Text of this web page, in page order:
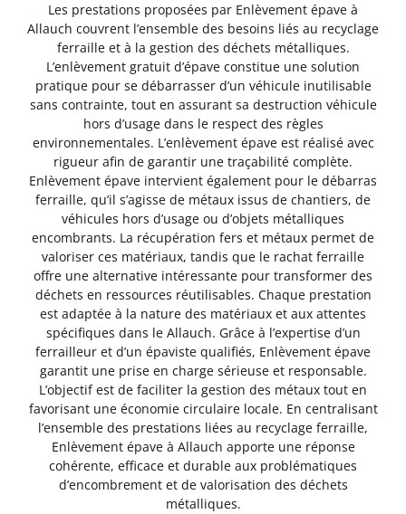
Les prestations proposées par Enlèvement épave à
Allauch couvrent l’ensemble des besoins liés au recyclage
ferraille et à la gestion des déchets métalliques.
L’enlèvement gratuit d’épave constitue une solution
pratique pour se débarrasser d’un véhicule inutilisable
sans contrainte, tout en assurant sa destruction véhicule
hors d’usage dans le respect des règles
environnementales. L’enlèvement épave est réalisé avec
rigueur afin de garantir une traçabilité complète.
Enlèvement épave intervient également pour le débarras
ferraille, qu’il s’agisse de métaux issus de chantiers, de
véhicules hors d’usage ou d’objets métalliques
encombrants. La récupération fers et métaux permet de
valoriser ces matériaux, tandis que le rachat ferraille
offre une alternative intéressante pour transformer des
déchets en ressources réutilisables. Chaque prestation
est adaptée à la nature des matériaux et aux attentes
spécifiques dans le Allauch. Grâce à l’expertise d’un
ferrailleur et d’un épaviste qualifiés, Enlèvement épave
garantit une prise en charge sérieuse et responsable.
L’objectif est de faciliter la gestion des métaux tout en
favorisant une économie circulaire locale. En centralisant
l’ensemble des prestations liées au recyclage ferraille,
Enlèvement épave à Allauch apporte une réponse
cohérente, efficace et durable aux problématiques
d’encombrement et de valorisation des déchets
métalliques.